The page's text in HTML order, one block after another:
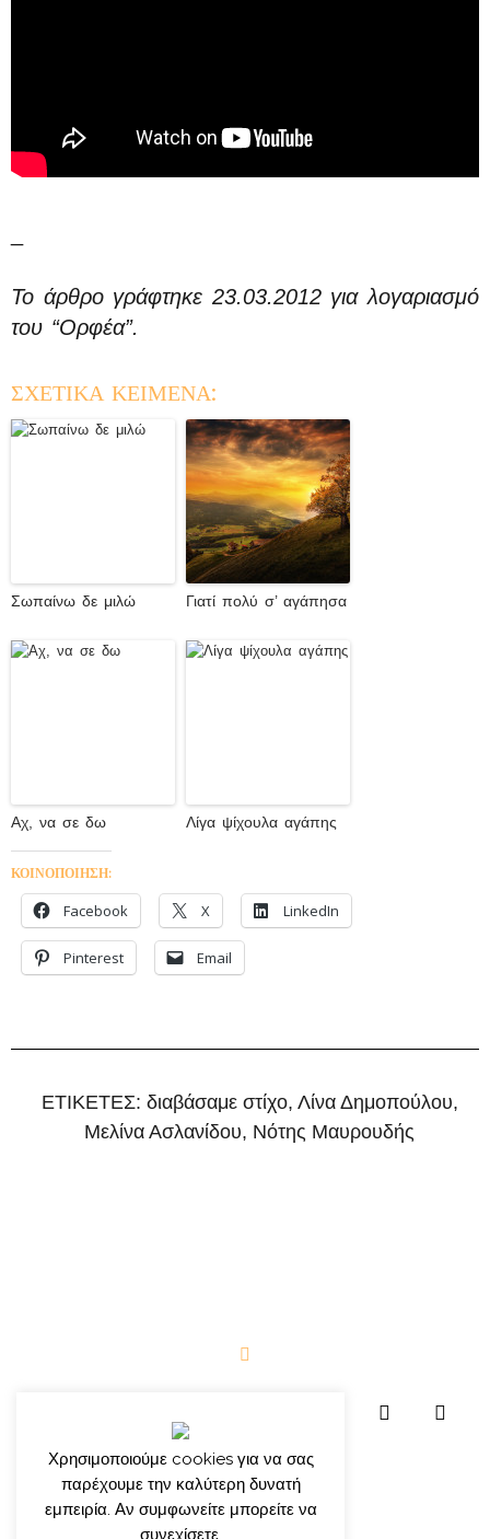
Το άρθρο γράφτηκε 23.03.2012 για λογαριασμό
του “Ορφέα”.
ΣΧΕΤΙΚΑ ΚΕΙΜΕΝΑ:
Σωπαίνω δε μιλώ Γιατί πολύ σ’ αγάπησα
Αχ, να σε δω Λίγα ψίχουλα αγάπης
ΚΟΙΝΟΠΟΙΗΣΗ:
Facebook X LinkedIn
Pinterest Email
ΕΤΙΚΕΤΕΣ: διαβάσαμε στίχο, Λίνα Δημοπούλου,
Μελίνα Ασλανίδου, Νότης Μαυρουδής
Χρησιμοποιούμε cookies για να σας
παρέχουμε την καλύτερη δυνατή
εμπειρία. Αν συμφωνείτε μπορείτε να
συνεχίσετε.